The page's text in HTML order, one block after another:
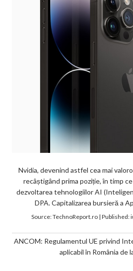
Nvidia, devenind astfel cea mai
recâștigând prima poziție, în timp
dezvoltarea tehnologiilor AI
DPA. Capitalizarea bursieră a
Source:TechnoReport.ro| Published:
ANCOM: Regulamentul UE privind
aplicabil în România de